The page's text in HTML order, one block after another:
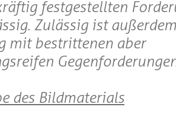
festgestellten
Zulässig ist
mit bestrittenen aber
des Bildmaterials